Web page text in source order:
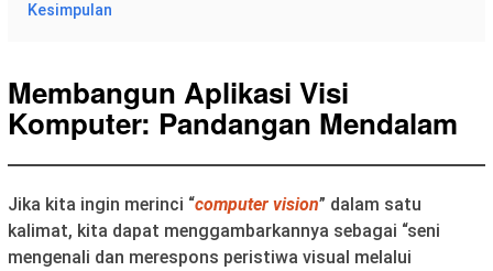
Kesimpulan
Membangun Aplikasi Visi
Komputer: Pandangan Mendalam
Jika kita ingin merinci “computer vision” dalam satu
kalimat, kita dapat menggambarkannya sebagai “seni
mengenali dan merespons peristiwa visual melalui